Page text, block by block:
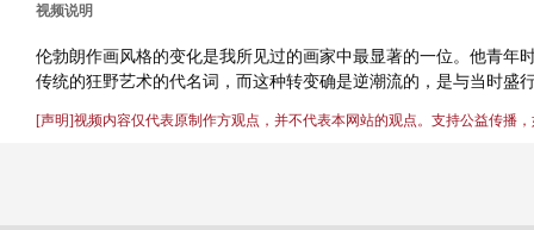
视频说明
伦勃朗作画风格的变化是我所见过的画家中最显著的一位。他青
传统的狂野艺术的代名词，而这种转变确是逆潮流的，是与当时盛
[声明]视频内容仅代表原制作方观点，并不代表本网站的观点。支持公益传播